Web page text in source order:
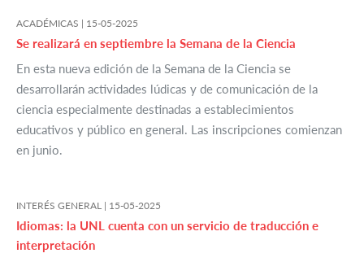
ACADÉMICAS | 15-05-2025
Se realizará en septiembre la Semana de la Ciencia
En esta nueva edición de la Semana de la Ciencia se
desarrollarán actividades lúdicas y de comunicación de la
ciencia especialmente destinadas a establecimientos
educativos y público en general. Las inscripciones comienzan
en junio.
INTERÉS GENERAL | 15-05-2025
Idiomas: la UNL cuenta con un servicio de traducción e
interpretación